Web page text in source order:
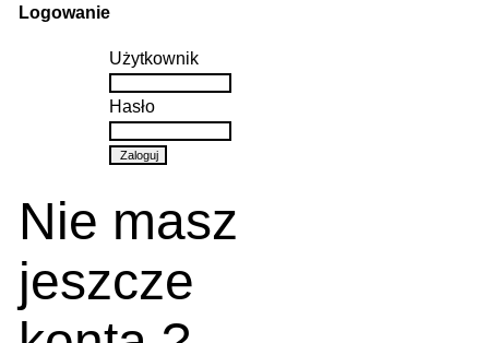
Logowanie
Użytkownik
Hasło
Nie masz
jeszcze